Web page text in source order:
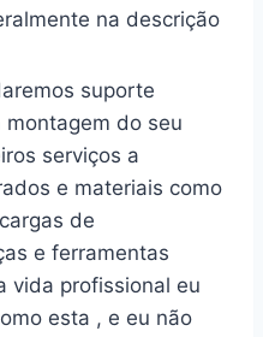
na descrição
suporte
do seu
serviços a
e materiais como
de
e ferramentas
vida profissional eu
esta , e eu não